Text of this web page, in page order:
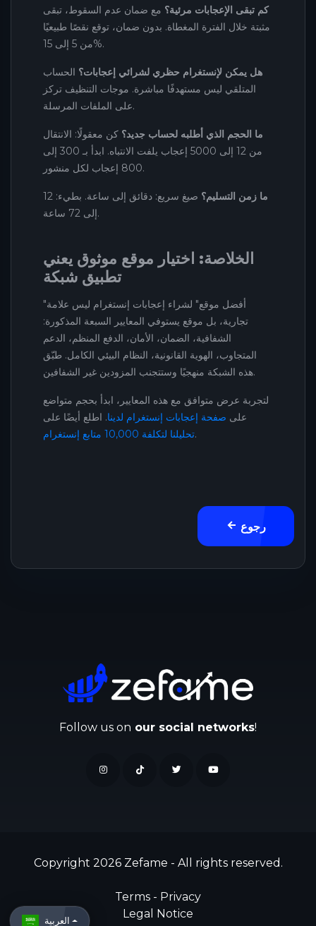
كم تبقى الإعجابات مرئية؟ مع ضمان عدم السقوط، تبقى
مثبتة خلال الفترة المغطاة. بدون ضمان، توقع نقصًا طبيعيًا
من 5 إلى 15%.
هل يمكن لإنستغرام حظري لشرائي إعجابات؟ الحساب
المتلقي ليس مستهدفًا مباشرة. موجات التنظيف تركز
على الملفات المرسلة.
ما الحجم الذي أطلبه لحساب جديد؟ كن معقولًا: الانتقال
من 12 إلى 5000 إعجاب يلفت الانتباه. ابدأ بـ 300 إلى
800 إعجاب لكل منشور.
ما زمن التسليم؟
صيغ سريع: دقائق إلى ساعة. بطيء: 12
إلى 72 ساعة.
الخلاصة: اختيار موقع موثوق يعني
تطبيق شبكة
"أفضل موقع" لشراء إعجابات إنستغرام ليس علامة
تجارية، بل موقع يستوفي المعايير السبعة المذكورة:
الشفافية، الضمان، الأمان، الدفع المنظم، الدعم
المتجاوب، الهوية القانونية، النظام البيئي الكامل. طبّق
هذه الشبكة منهجيًا وستتجنب المزودين غير الشفافين.
لتجربة عرض متوافق مع هذه المعايير، ابدأ بحجم متواضع
على صفحة إعجابات إنستغرام لدينا. اطلع أيضًا على
تحليلنا لتكلفة 10,000 متابع إنستغرام.
رجوع
Follow us on our social networks!
Copyright 2026 Zefame - All rights reserved.
Terms - Privacy
Legal Notice
العربية